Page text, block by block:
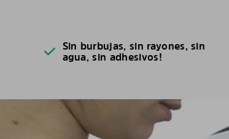
Sin burbujas, sin rayones, sin
agua, sin adhesivos!